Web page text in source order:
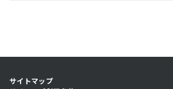
サイトマップ